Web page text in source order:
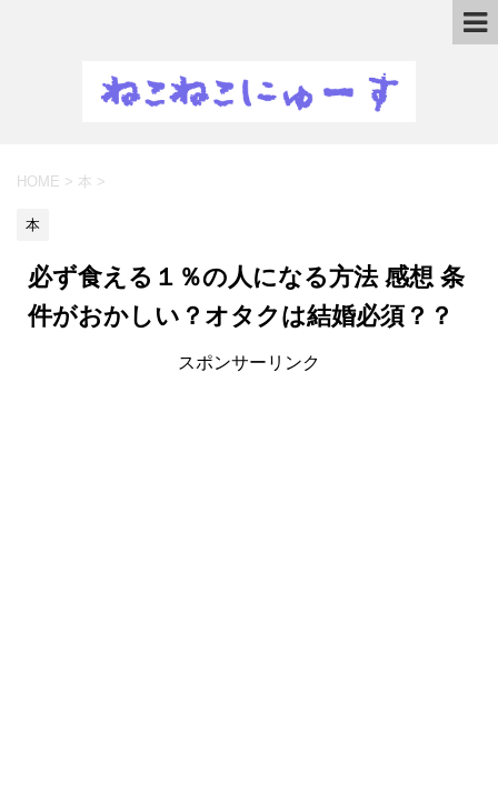
HOME > 本 >
本
必ず食える１％の人になる方法 感想 条
件がおかしい？オタクは結婚必須？？
スポンサーリンク